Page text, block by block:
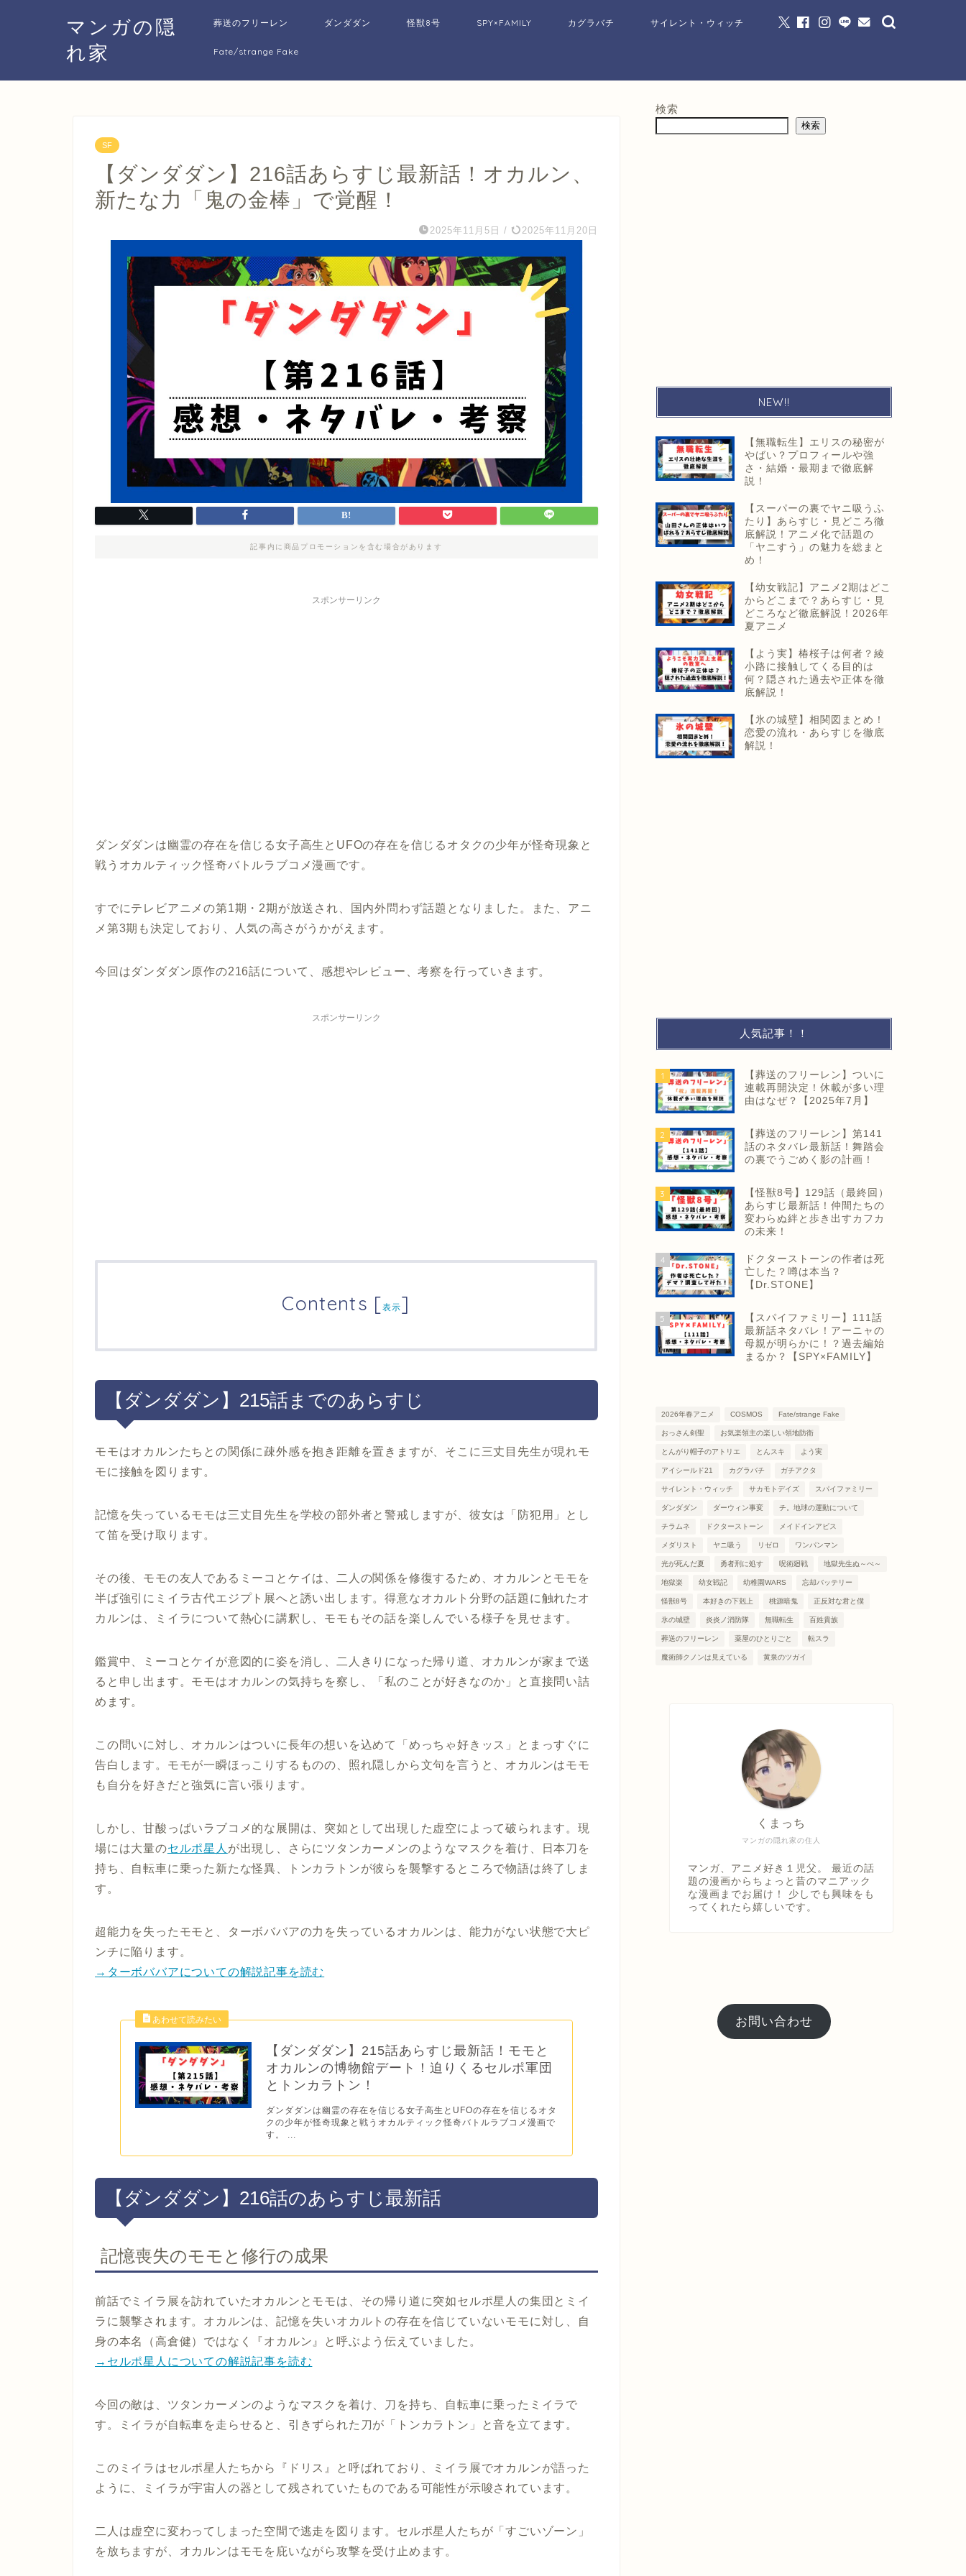
マンガの隠
れ家
葬送のフリーレン ダンダダン 怪獣8号 SPY×FAMILY カグラバチ サイレント・ウィッチ
Fate/strange Fake
SF
【ダンダダン】216話あらすじ最新話！オカルン、
新たな力「鬼の金棒」で覚醒！
2025年11月5日 / 2025年11月20日
記事内に商品プロモーションを含む場合があります
スポンサーリンク
ダンダダンは幽霊の存在を信じる女子高生とUFOの存在を信じるオタクの少年が怪奇現象と
戦うオカルティック怪奇バトルラブコメ漫画です。
すでにテレビアニメの第1期・2期が放送され、国内外問わず話題となりました。また、アニ
メ第3期も決定しており、人気の高さがうかがえます。
今回はダンダダン原作の216話について、感想やレビュー、考察を行っていきます。
スポンサーリンク
Contents [表示]
【ダンダダン】215話までのあらすじ
モモはオカルンたちとの関係に疎外感を抱き距離を置きますが、そこに三丈目先生が現れモ
モに接触を図ります。
記憶を失っているモモは三丈目先生を学校の部外者と警戒しますが、彼女は「防犯用」とし
て笛を受け取ります。
その後、モモの友人であるミーコとケイは、二人の関係を修復するため、オカルンとモモを
半ば強引にミイラ古代エジプト展へと誘い出します。得意なオカルト分野の話題に触れたオ
カルンは、ミイラについて熱心に講釈し、モモもその話を楽しんでいる様子を見せます。
鑑賞中、ミーコとケイが意図的に姿を消し、二人きりになった帰り道、オカルンが家まで送
ると申し出ます。モモはオカルンの気持ちを察し、「私のことが好きなのか」と直接問い詰
めます。
この問いに対し、オカルンはついに長年の想いを込めて「めっちゃ好きッス」とまっすぐに
告白します。モモが一瞬ほっこりするものの、照れ隠しから文句を言うと、オカルンはモモ
も自分を好きだと強気に言い張ります。
しかし、甘酸っぱいラブコメ的な展開は、突如として出現した虚空によって破られます。現
場には大量のセルポ星人 が出現し、さらにツタンカーメンのようなマスクを着け、日本刀を
持ち、自転車に乗った新たな怪異、トンカラトンが彼らを襲撃するところで物語は終了しま
す。
超能力を失ったモモと、ターボババアの力を失っているオカルンは、能力がない状態で大ピ
ンチに陥ります。
→ターボババアについての解説記事を読む
【ダンダダン】215話あらすじ最新話！モモと
オカルンの博物館デート！迫りくるセルポ軍団
とトンカラトン！
ダンダダンは幽霊の存在を信じる女子高生とUFOの存在を信じるオタ
クの少年が怪奇現象と戦うオカルティック怪奇バトルラブコメ漫画で
す。 ...
【ダンダダン】216話のあらすじ最新話
記憶喪失のモモと修行の成果
前話でミイラ展を訪れていたオカルンとモモは、その帰り道に突如セルポ星人の集団とミイ
ラに襲撃されます。オカルンは、記憶を失いオカルトの存在を信じていないモモに対し、自
身の本名（高倉健）ではなく『オカルン』と呼ぶよう伝えていました。
→セルポ星人についての解説記事を読む
今回の敵は、ツタンカーメンのようなマスクを着け、刀を持ち、自転車に乗ったミイラで
す。ミイラが自転車を走らせると、引きずられた刀が「トンカラトン」と音を立てます。
このミイラはセルポ星人たちから『ドリス』と呼ばれており、ミイラ展でオカルンが語った
ように、ミイラが宇宙人の器として残されていたものである可能性が示唆されています。
二人は虚空に変わってしまった空間で逃走を図ります。セルポ星人たちが「すごいゾーン」
を放ちますが、オカルンはモモを庇いながら攻撃を受け止めます。
検索
検索
NEW!!
【無職転生】エリスの秘密が
やばい？プロフィールや強
さ・結婚・最期まで徹底解
説！
【スーパーの裏でヤニ吸うふ
たり】あらすじ・見どころ徹
底解説！アニメ化で話題の
「ヤニすう」の魅力を総まと
め！
【幼女戦記】アニメ2期はどこ
からどこまで？あらすじ・見
どころなど徹底解説！2026年
夏アニメ
【よう実】椿桜子は何者？綾
小路に接触してくる目的は
何？隠された過去や正体を徹
底解説！
【氷の城壁】相関図まとめ！
恋愛の流れ・あらすじを徹底
解説！
人気記事！！
1
【葬送のフリーレン】ついに
連載再開決定！休載が多い理
由はなぜ？【2025年7月】
2
【葬送のフリーレン】第141
話のネタバレ最新話！舞踏会
の裏でうごめく影の計画！
3
【怪獣8号】129話（最終回）
あらすじ最新話！仲間たちの
変わらぬ絆と歩き出すカフカ
の未来！
4
ドクターストーンの作者は死
亡した？噂は本当？
【Dr.STONE】
5
【スパイファミリー】111話
最新話ネタバレ！アーニャの
母親が明らかに！？過去編始
まるか？【SPY×FAMILY】
2026年春アニメ COSMOS Fate/strange Fake
おっさん剣聖 お気楽領主の楽しい領地防衛
とんがり帽子のアトリエ とんスキ よう実
アイシールド21 カグラバチ ガチアクタ
サイレント・ウィッチ サカモトデイズ スパイファミリー
ダンダダン ダーウィン事変 チ。地球の運動について
チラムネ ドクターストーン メイドインアビス
メダリスト ヤニ吸う リゼロ ワンパンマン
光が死んだ夏 勇者刑に処す 呪術廻戦 地獄先生ぬ～べ～
地獄楽 幼女戦記 幼稚園WARS 忘却バッテリー
怪獣8号 本好きの下剋上 桃源暗鬼 正反対な君と僕
氷の城壁 炎炎ノ消防隊 無職転生 百姓貴族
葬送のフリーレン 薬屋のひとりごと 転スラ
魔術師クノンは見えている 黄泉のツガイ
マンガの隠れ家の住人
くまっち
マンガ、アニメ好き１児父。 最近の話
題の漫画からちょっと昔のマニアック
な漫画までお届け！ 少しでも興味をも
ってくれたら嬉しいです。
お問い合わせ